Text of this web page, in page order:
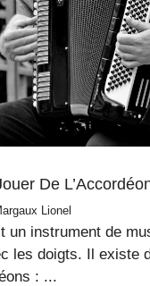
De
Lionel
un instrument de
les doigts. Il existe
: ...